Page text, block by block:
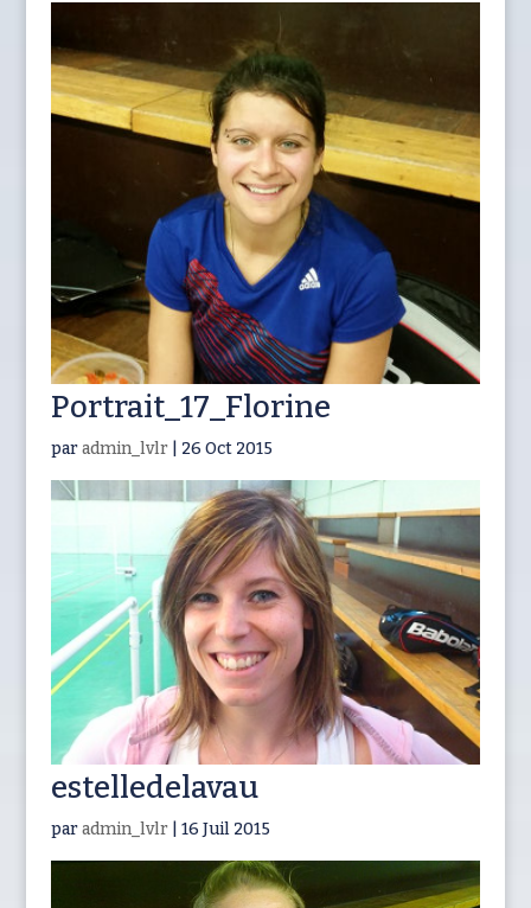
Portrait_17_Florine
paradmin_lvlr| 26 Oct 2015
estelledelavau
paradmin_lvlr| 16 Juil 2015